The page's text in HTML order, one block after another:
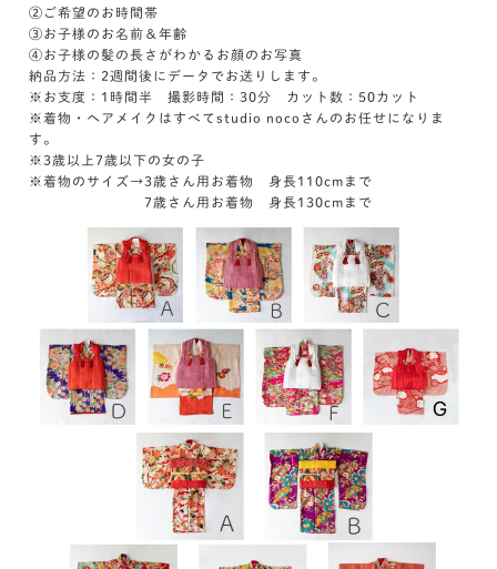
②ご希望のお時間帯
③お子様のお名前＆年齢
④お子様の髪の長さがわかるお顔のお写真
納品方法：2週間後にデータでお送りします。
※お支度：1時間半 撮影時間：30分 カット数：50カット
※着物・ヘアメイクはすべてstudio nocoさんのお任せになりま
す。
※3歳以上7歳以下の女の子
※着物のサイズ→3歳さん用お着物 身長110cmまで
7歳さん用お着物 身長130cmまで